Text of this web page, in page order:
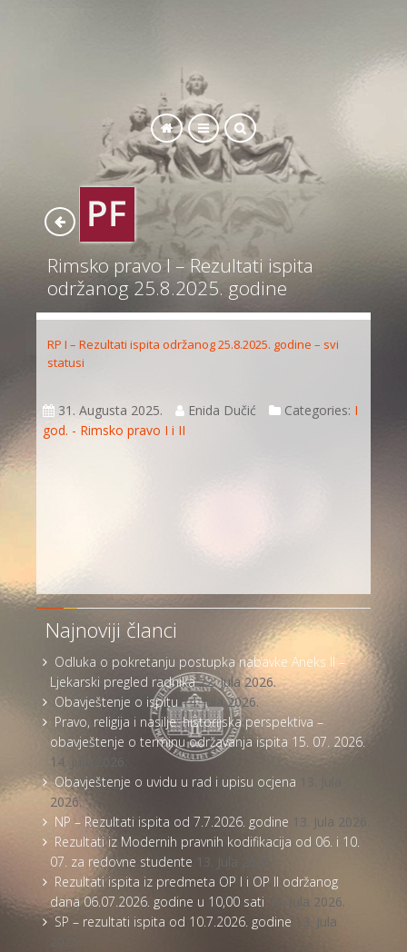
Rimsko pravo I – Rezultati ispita
održanog 25.8.2025. godine
RP I – Rezultati ispita održanog 25.8.2025. godine – svi
statusi
31. Augusta 2025. Enida Dučić Categories: I
god. - Rimsko pravo I i II
Najnoviji članci
Odluka o pokretanju postupka nabavke Aneks II –
Ljekarski pregled radnika 22. Jula 2026.
Obavještenje o ispitu 14. Jula 2026.
Pravo, religija i nasilje: historijska perspektiva –
obavještenje o terminu održavanja ispita 15. 07. 2026.
14. Jula 2026.
Obavještenje o uvidu u rad i upisu ocjena
2026.
NP – Rezultati ispita od 7.7.2026. godine 13. Jula 2026.
Rezultati iz Modernih pravnih kodifikacija od 06. i 10.
07. za redovne studente 13. Jula 2026.
Rezultati ispita iz predmeta OP I i OP II održanog
dana 06.07.2026. godine u 10,00 sati
13. Jula 2026.
SP – rezultati ispita od 10.7.2026. godine
13. Jula